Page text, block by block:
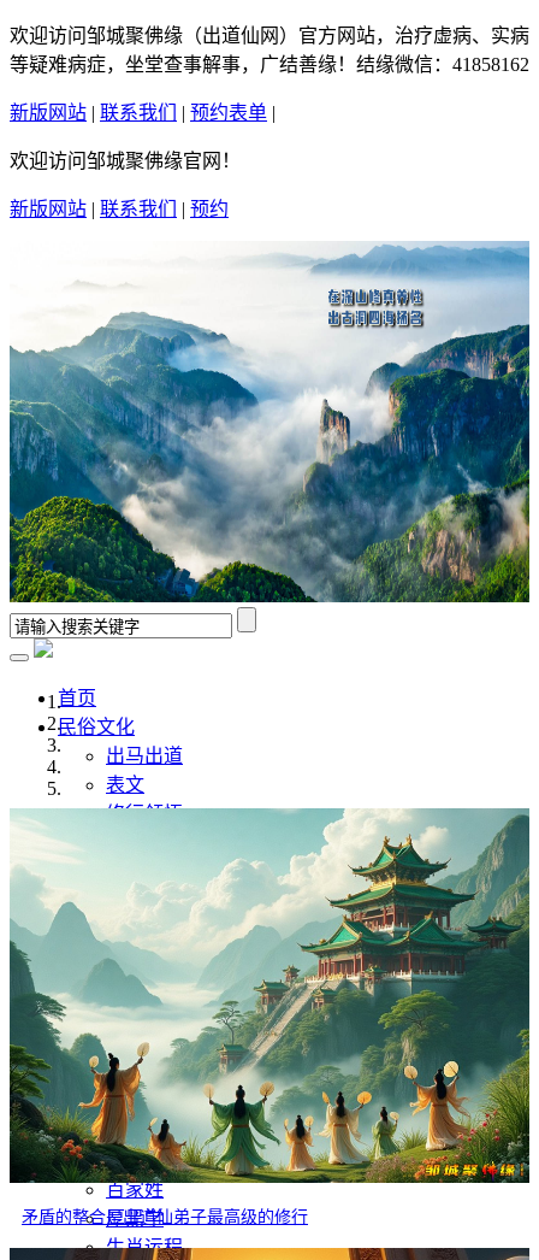
欢迎访问邹城聚佛缘（出道仙网）官方网站，治疗虚病、实病
等疑难病症，坐堂查事解事，广结善缘！结缘微信：41858162
新版网站 | 联系我们 | 预约表单 |
欢迎访问邹城聚佛缘官网！
新版网站 | 联系我们 | 预约
首页
民俗文化
出马出道
表文
修行领悟
佛道文化
佛家
道家
传统文化
传统文化
八字命理
奇门遁甲
灵异故事
文学
哲学
百家姓
厚黑学
生肖运程
矛盾的整合是出道仙弟子最高级的修行